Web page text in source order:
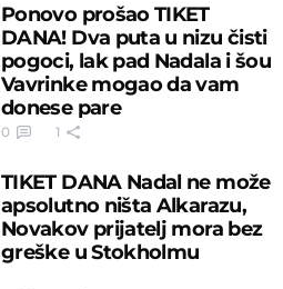
Ponovo prošao TIKET
DANA! Dva puta u nizu čisti
pogoci, lak pad Nadala i šou
Vavrinke mogao da vam
donese pare
0 1
TIKET DANA Nadal ne može
apsolutno ništa Alkarazu,
Novakov prijatelj mora bez
greške u Stokholmu